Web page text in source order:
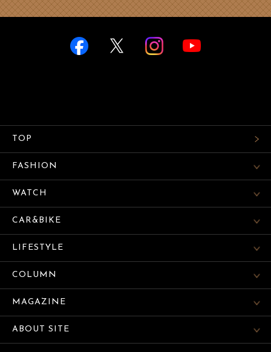
TOP
FASHION
WATCH
CAR&BIKE
LIFESTYLE
COLUMN
MAGAZINE
ABOUT SITE